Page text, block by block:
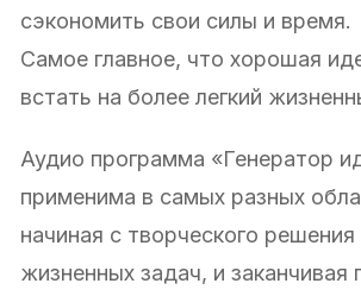
сэкономить свои силы и время.
Самое главное, что хорошая
встать на более легкий
Аудио программа «Генератор
применима в самых разных
начиная с творческого
жизненных задач, и заканчивая